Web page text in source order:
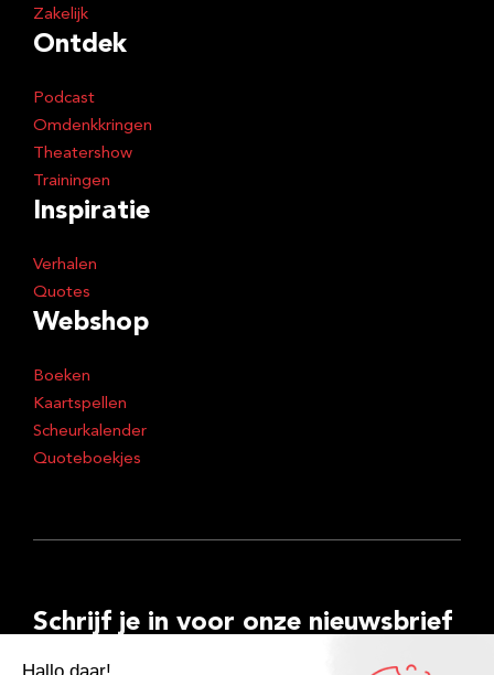
Zakelijk
Ontdek
Podcast
Omdenkkringen
Theatershow
Trainingen
Inspiratie
Verhalen
Quotes
Webshop
Boeken
Kaartspellen
Scheurkalender
Quoteboekjes
Schrijf je in voor onze nieuwsbrief